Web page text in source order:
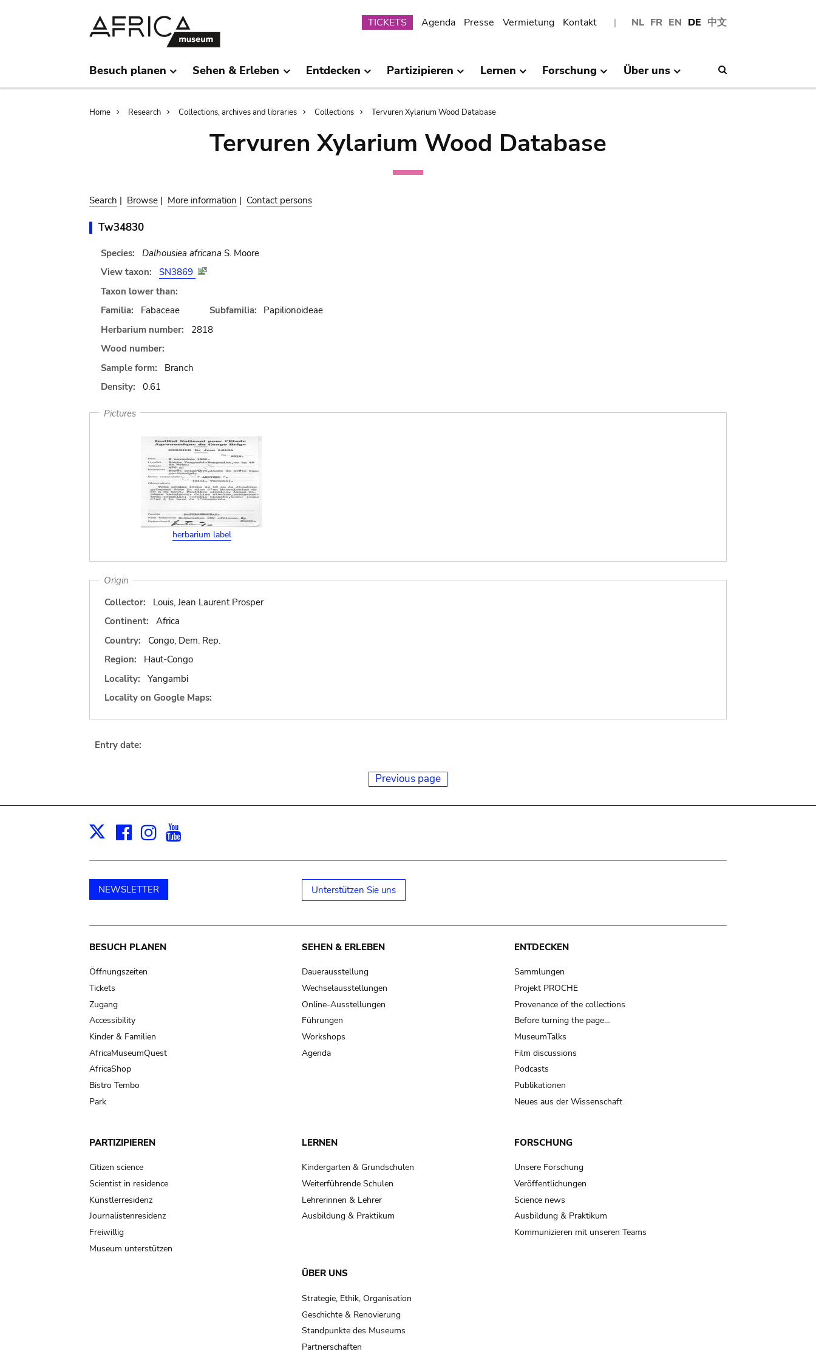
NL FR EN DE 中文
Submenu
TICKETS Agenda Presse Vermietung Kontakt
Besuch planen Sehen & Erleben Entdecken Partizipieren Lernen Forschung Über uns
Breadcrumb
Home Research Collections, archives and libraries Collections Tervuren Xylarium Wood Database
Tervuren Xylarium Wood Database
Search | Browse | More information | Contact persons
Tw34830
Species: Dalhousiea africana S. Moore
View taxon:
SN3869
Taxon lower than:
Familia:
Fabaceae Subfamilia:
Papilionoideae
Herbarium number:
2818
Wood number:
Sample form:
Branch
Density:
0.61
Pictures
herbarium label
Origin
Collector:
Louis, Jean Laurent Prosper
Continent:
Africa
Country:
Congo, Dem. Rep.
Region:
Haut-Congo
Locality:
Yangambi
Locality on Google Maps:
Entry date:
Previous page
X Facebook
Instagram
NEWSLETTER Unterstützen Sie uns
Main
navigation
BESUCH PLANEN
Öffnungszeiten
Tickets
Zugang
Accessibility
Kinder & Familien
AfricaMuseumQuest
AfricaShop
Bistro Tembo
Park
SEHEN & ERLEBEN
Dauerausstellung
Wechselausstellungen
Online-Ausstellungen
Führungen
Workshops
Agenda
ENTDECKEN
Sammlungen
Projekt PROCHE
Provenance of the collections
Before turning the page…
MuseumTalks
Film discussions
Podcasts
Publikationen
Neues aus der Wissenschaft
PARTIZIPIEREN
Citizen science
Scientist in residence
Künstlerresidenz
Journalistenresidenz
Freiwillig
Museum unterstützen
LERNEN
Kindergarten & Grundschulen
Weiterführende Schulen
Lehrerinnen & Lehrer
Ausbildung & Praktikum
FORSCHUNG
Unsere Forschung
Veröffentlichungen
Science news
Ausbildung & Praktikum
Kommunizieren mit unseren Teams
ÜBER UNS
Strategie, Ethik, Organisation
Geschichte & Renovierung
Standpunkte des Museums
Partnerschaften